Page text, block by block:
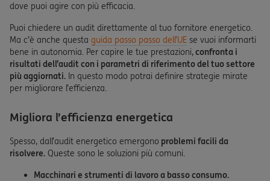
dove puoi agire con più efficacia.
Puoi chiedere un audit direttamente al tuo fornitore energetico.
Ma c’è anche questa guida passo passo dell’UE se vuoi informarti
bene in autonomia. Per capire le tue prestazioni,confronta i
risultati dell’audit con i parametri di riferimento del tuo settore
più aggiornati. In questo modo potrai definire strategie mirate
per migliorare l’efficienza.
Migliora l’efficienza energetica
Spesso, dall’audit energetico emergono problemi facili da
risolvere. Queste sono le soluzioni più comuni.
Macchinari e strumenti di lavoroa basso consumo.